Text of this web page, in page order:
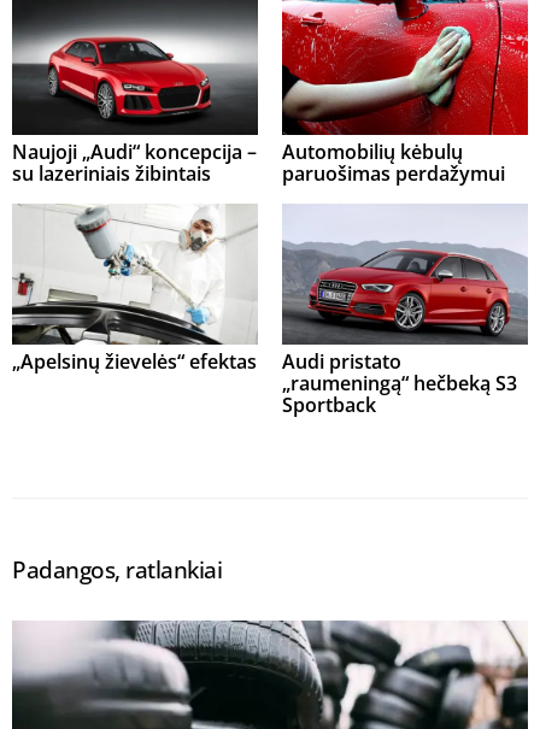
Naujoji „Audi“ koncepcija –
su lazeriniais žibintais
Automobilių kėbulų
paruošimas perdažymui
„Apelsinų žievelės“ efektas
Audi pristato
„raumeningą“ hečbeką S3
Sportback
Padangos, ratlankiai